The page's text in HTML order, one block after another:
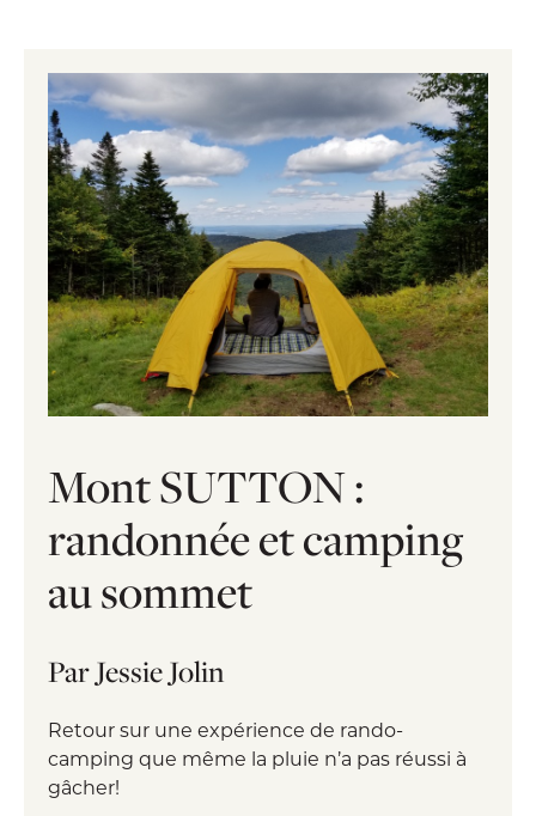
Mont SUTTON :
randonnée et camping
au sommet
Par Jessie Jolin
Retour sur une expérience de rando-
camping que même la pluie n’a pas réussi à
gâcher!